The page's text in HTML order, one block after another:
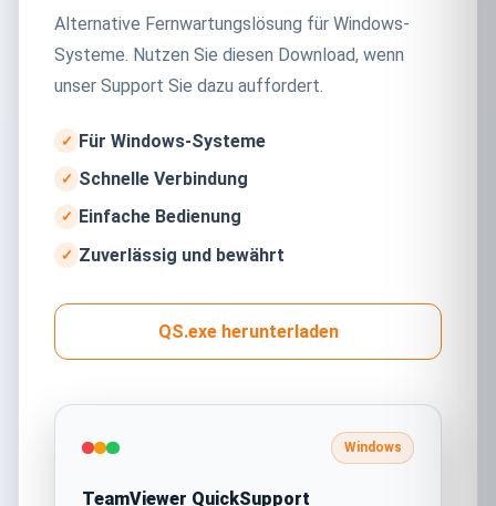
Alternative Fernwartungslösung für Windows-
Systeme. Nutzen Sie diesen Download, wenn
unser Support Sie dazu auffordert.
Für Windows-Systeme
Schnelle Verbindung
Einfache Bedienung
Zuverlässig und bewährt
QS.exe herunterladen
Windows
TeamViewer QuickSupport